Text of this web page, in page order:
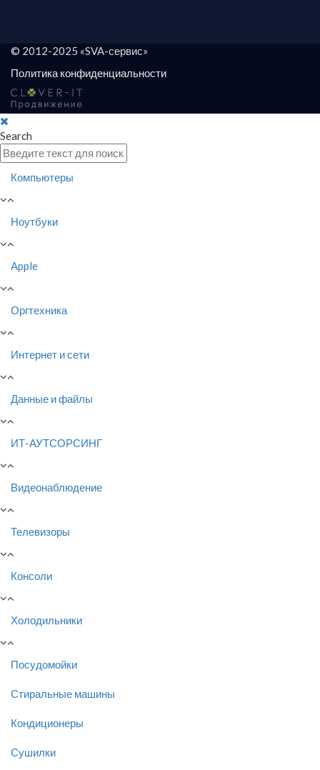
© 2012-2025 «SVA-сервис»
Политика конфиденциальности
Search
Компьютеры
Ноутбуки
Apple
Оргтехника
Интернет и сети
Данные и файлы
ИТ-АУТСОРСИНГ
Видеонаблюдение
Телевизоры
Консоли
Холодильники
Посудомойки
Стиральные машины
Кондиционеры
Сушилки